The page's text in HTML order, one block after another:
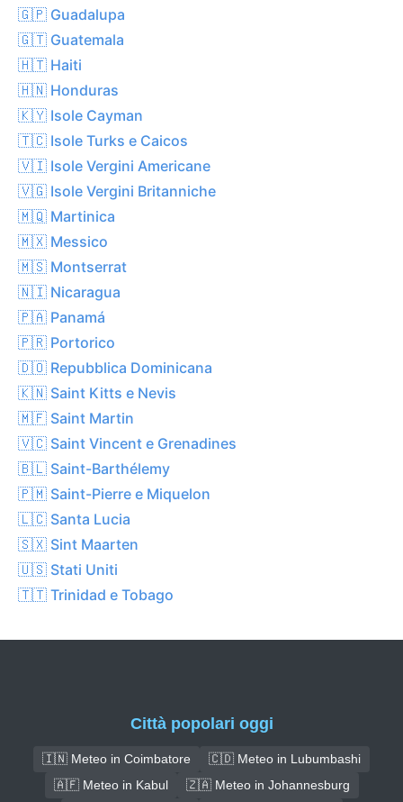
🇬🇵 Guadalupa
🇬🇹 Guatemala
🇭🇹 Haiti
🇭🇳 Honduras
🇰🇾 Isole Cayman
🇹🇨 Isole Turks e Caicos
🇻🇮 Isole Vergini Americane
🇻🇬 Isole Vergini Britanniche
🇲🇶 Martinica
🇲🇽 Messico
🇲🇸 Montserrat
🇳🇮 Nicaragua
🇵🇦 Panamá
🇵🇷 Portorico
🇩🇴 Repubblica Dominicana
🇰🇳 Saint Kitts e Nevis
🇲🇫 Saint Martin
🇻🇨 Saint Vincent e Grenadines
🇧🇱 Saint-Barthélemy
🇵🇲 Saint-Pierre e Miquelon
🇱🇨 Santa Lucia
🇸🇽 Sint Maarten
🇺🇸 Stati Uniti
🇹🇹 Trinidad e Tobago
Città popolari oggi
🇮🇳 Meteo in Coimbatore
🇨🇩 Meteo in Lubumbashi
🇦🇫 Meteo in Kabul
🇿🇦 Meteo in Johannesburg